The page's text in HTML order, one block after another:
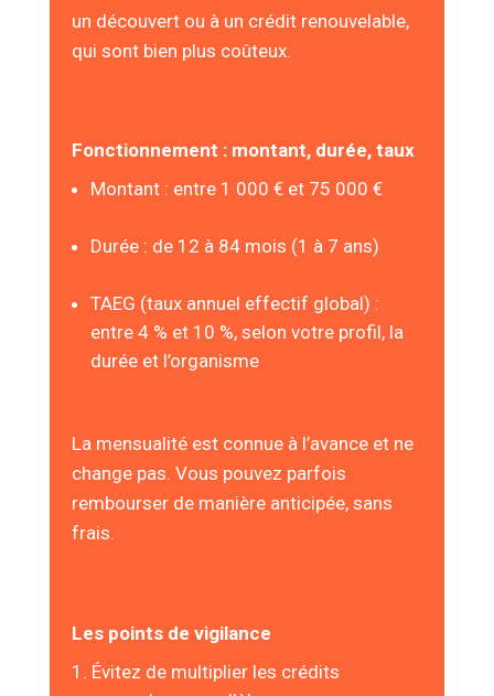
un découvert ou à un crédit renouvelable,
qui sont bien plus coûteux.
Fonctionnement : montant, durée, taux
Montant : entre 1 000 € et 75 000 €
Durée : de 12 à 84 mois (1 à 7 ans)
TAEG (taux annuel effectif global) :
entre 4 % et 10 %, selon votre profil, la
durée et l’organisme
La mensualité est connue à l’avance et ne
change pas. Vous pouvez parfois
rembourser de manière anticipée, sans
frais.
Les points de vigilance
Évitez de multiplier les crédits